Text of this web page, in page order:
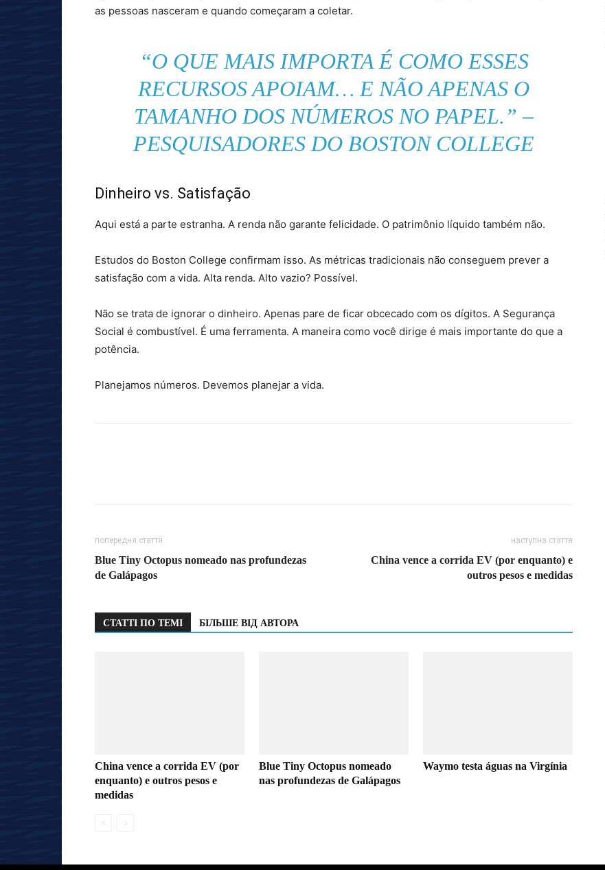
as pessoas nasceram e quando começaram a coletar.
“O QUE MAIS IMPORTA É COMO ESSES
RECURSOS APOIAM… E NÃO APENAS O
TAMANHO DOS NÚMEROS NO PAPEL.” –
PESQUISADORES DO BOSTON COLLEGE
Dinheiro vs. Satisfação
Aqui está a parte estranha. A renda não garante felicidade. O patrimônio líquido também não.
Estudos do Boston College confirmam isso. As métricas tradicionais não conseguem prever a
satisfação com a vida. Alta renda. Alto vazio? Possível.
Não se trata de ignorar o dinheiro. Apenas pare de ficar obcecado com os dígitos. A Segurança
Social é combustível. É uma ferramenta. A maneira como você dirige é mais importante do que a
potência.
Planejamos números. Devemos planejar a vida.
попередня стаття
Blue Tiny Octopus nomeado nas profundezas
de Galápagos
наступна стаття
China vence a corrida EV (por enquanto) e
outros pesos e medidas
СТАТТІ ПО ТЕМІ БІЛЬШЕ ВІД АВТОРА
China vence a corrida EV (por
enquanto) e outros pesos e
medidas
Blue Tiny Octopus nomeado
nas profundezas de Galápagos
Waymo testa águas na Virgínia